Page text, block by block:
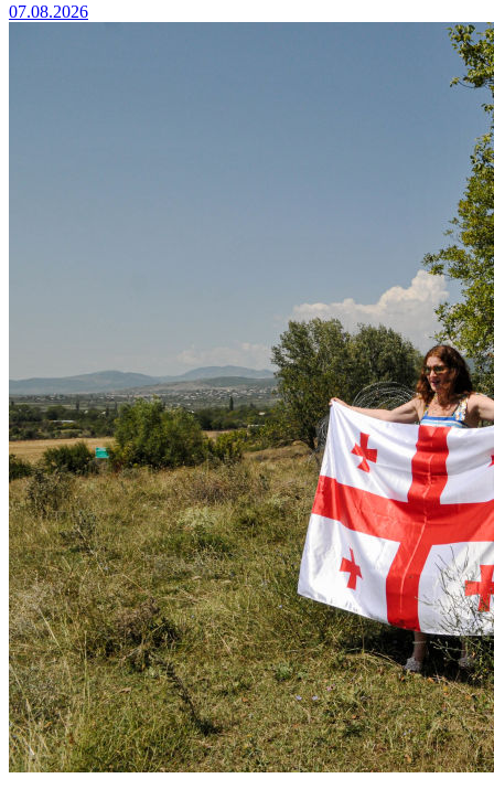
07.08.2026